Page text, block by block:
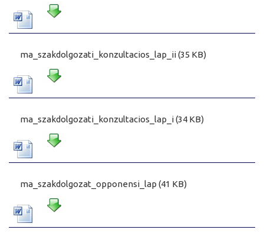
ma_szakdolgozati_konzultacios_lap_ii (35 KB)
ma_szakdolgozati_konzultacios_lap_i (34 KB)
ma_szakdolgozat_opponensi_lap (41 KB)